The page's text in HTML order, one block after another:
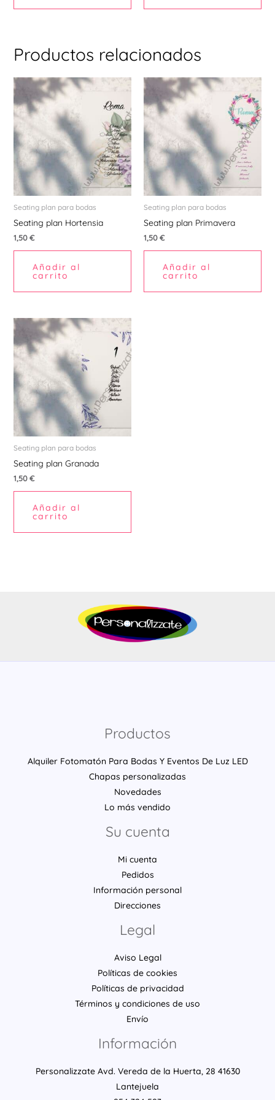
producto
Productos relacionados
Seating plan para bodas
Seating plan Hortensia
1,50€
Añadir al
carrito
Seating plan para bodas
Seating plan Primavera
1,50€
Añadir al
carrito
Seating plan para bodas
Seating plan Granada
1,50€
Añadir al
carrito
Productos
Alquiler Fotomatón Para Bodas Y Eventos De Luz LED
Chapas personalizadas
Novedades
Lo más vendido
Su cuenta
Mi cuenta
Pedidos
Información personal
Direcciones
Legal
Aviso Legal
Políticas de cookies
Políticas de privacidad
Términos y condiciones de uso
Envío
Información
Personalizzate Avd. Vereda de la Huerta, 28 41630
Lantejuela